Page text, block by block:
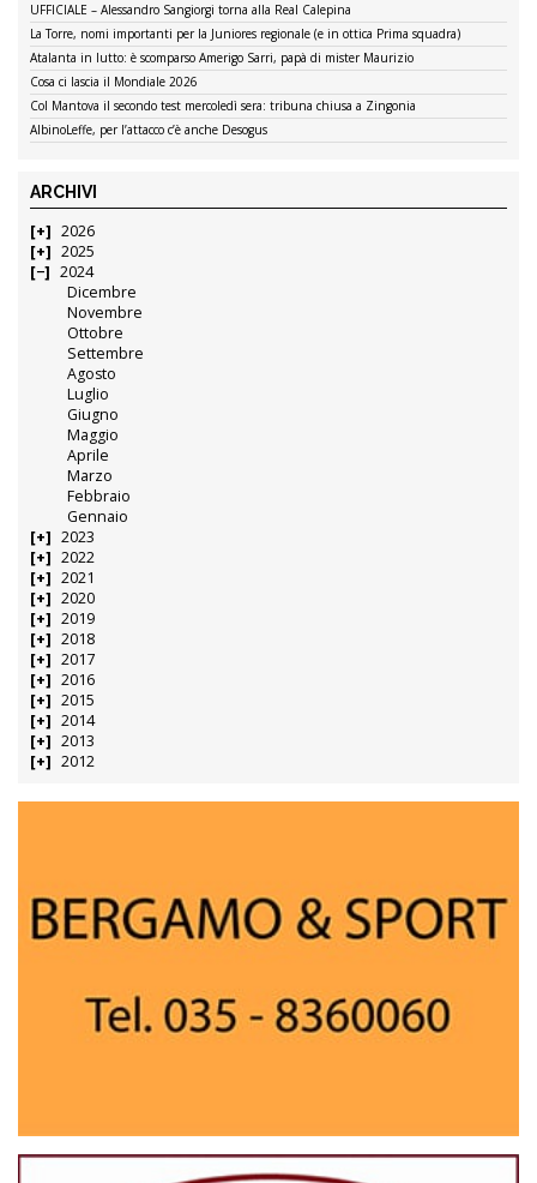
UFFICIALE – Alessandro Sangiorgi torna alla Real Calepina
La Torre, nomi importanti per la Juniores regionale (e in ottica Prima squadra)
Atalanta in lutto: è scomparso Amerigo Sarri, papà di mister Maurizio
Cosa ci lascia il Mondiale 2026
Col Mantova il secondo test mercoledì sera: tribuna chiusa a Zingonia
AlbinoLeffe, per l’attacco c’è anche Desogus
ARCHIVI
2026
2025
2024
Dicembre
Novembre
Ottobre
Settembre
Agosto
Luglio
Giugno
Maggio
Aprile
Marzo
Febbraio
Gennaio
2023
2022
2021
2020
2019
2018
2017
2016
2015
2014
2013
2012